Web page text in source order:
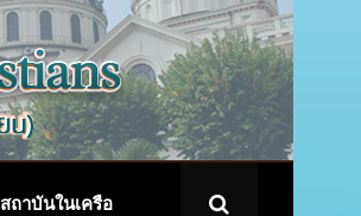
สถาบันในเครือ